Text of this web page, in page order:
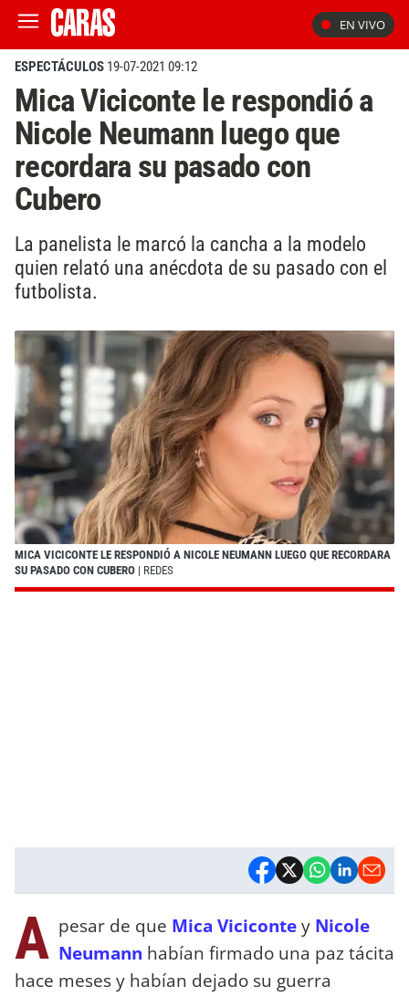
EN VIVO
ESPECTÁCULOS 19-07-2021 09:12
Mica Viciconte le respondió a
Nicole Neumann luego que
recordara su pasado con
Cubero
La panelista le marcó la cancha a la modelo
quien relató una anécdota de su pasado con el
futbolista.
MICA VICICONTE LE RESPONDIÓ A NICOLE NEUMANN LUEGO QUE RECORDARA
SU PASADO CON CUBERO | REDES
A pesar de que Mica Vicicontey Nicole
Neumann habían firmado una paz tácita
hace meses y habían dejado su guerra